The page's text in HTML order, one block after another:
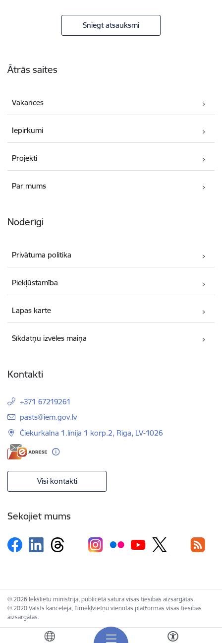
Sniegt atsauksmi
Ātrās saites
Vakances
Iepirkumi
Projekti
Par mums
Noderīgi
Privātuma politika
Piekļūstamība
Lapas karte
Sīkdatņu izvēles maiņa
Kontakti
+371 67219261
E-pasts:
pasts@iem.gov.lv
Čiekurkalna 1.līnija 1 korp.2, Rīga, LV-1026
Visi kontakti
Sekojiet mums
© 2026 Iekšlietu ministrija, publicētā satura visas tiesības aizsargātas.
© 2020 Valsts kanceleja, Tīmekļvietņu vienotās platformas visas tiesības
aizsargātas.